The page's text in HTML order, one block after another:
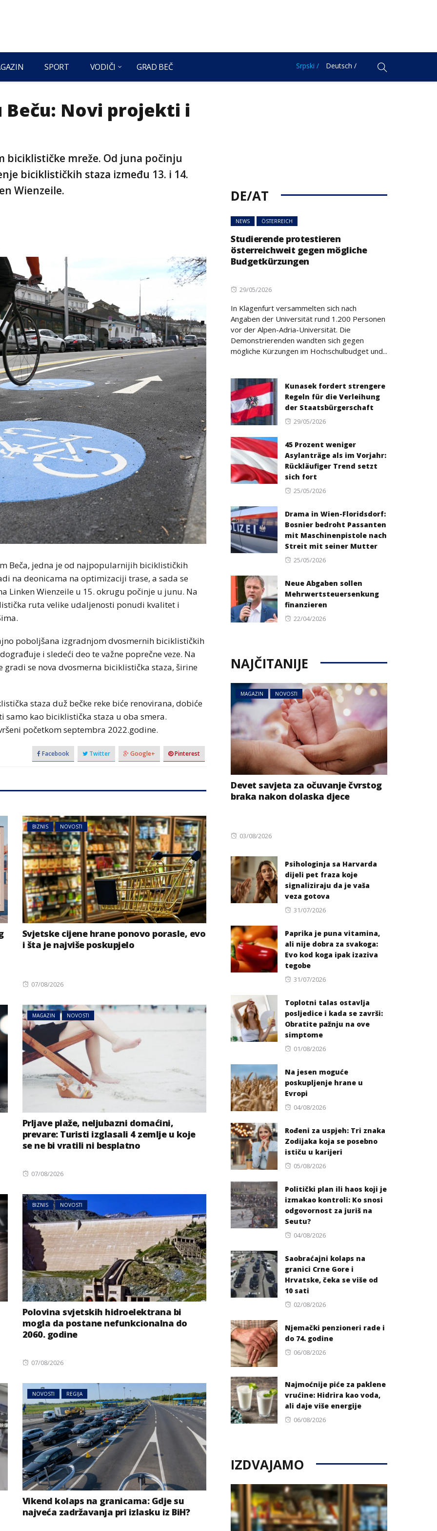
SPORT VODIČI GRAD BEČ Srpski / Deutsch /
Novi projekti i
biciklističke mreže. Od juna počinju
biciklističkih staza između 13. i 14.
Wienzeile.
Beča, jedna je od najpopularnijih biciklističkih
na deonicama na optimizaciji trase, a sada se
Linken Wienzeile u 15. okrugu počinje u junu. Na
ruta velike udaljenosti ponudi kvalitet i
poboljšana izgradnjom dvosmernih biciklističkih
i sledeći deo te važne poprečne veze. Na
se nova dvosmerna biciklistička staza, širine
staza duž bečke reke biće renovirana, dobiće
samo kao biciklistička staza u oba smera.
početkom septembra 2022.godine.
Facebook Twitter Google+ Pinterest
BIZNIS NOVOSTI
Svjetske cijene hrane ponovo porasle, evo
i šta je najviše poskupjelo
Posted
07/08/2026
MAGAZIN NOVOSTI
Prljave plaže, neljubazni domaćini,
prevare: Turisti izglasali 4 zemlje u koje
se ne bi vratili ni besplatno
Posted
07/08/2026
BIZNIS NOVOSTI
Polovina svjetskih hidroelektrana bi
mogla da postane nefunkcionalna do
2060. godine
Posted
07/08/2026
NOVOSTI REGIJA
Vikend kolaps na granicama: Gdje su
najveća zadržavanja pri izlasku iz BiH?
DE/AT
NEWS ÖSTERREICH
Studierende protestieren
österreichweit gegen mögliche
Budgetkürzungen
Posted
29/05/2026
In Klagenfurt versammelten sich nach
Angaben der Universität rund 1.200 Personen
vor der Alpen-Adria-Universität. Die
Demonstrierenden wandten sich gegen
mögliche Kürzungen im Hochschulbudget und...
Kunasek fordert strengere
Regeln für die Verleihung
der Staatsbürgerschaft
Posted
29/05/2026
45 Prozent weniger
Asylanträge als im Vorjahr:
Rückläufiger Trend setzt
sich fort
Posted
25/05/2026
Drama in Wien-Floridsdorf:
Bosnier bedroht Passanten
mit Maschinenpistole nach
Streit mit seiner Mutter
Posted
25/05/2026
Neue Abgaben sollen
Mehrwertsteuersenkung
finanzieren
Posted
22/04/2026
NAJČITANIJE
MAGAZIN NOVOSTI
Devet savjeta za očuvanje čvrstog
braka nakon dolaska djece
Posted
03/08/2026
Psihologinja sa Harvarda
dijeli pet fraza koje
signaliziraju da je vaša
veza gotova
Posted
31/07/2026
Paprika je puna vitamina,
ali nije dobra za svakoga:
Evo kod koga ipak izaziva
tegobe
Posted
31/07/2026
Toplotni talas ostavlja
posljedice i kada se završi:
Obratite pažnju na ove
simptome
Posted
01/08/2026
Na jesen moguće
poskupljenje hrane u
Evropi
Posted
04/08/2026
Rođeni za uspjeh: Tri znaka
Zodijaka koja se posebno
ističu u karijeri
Posted
05/08/2026
Politički plan ili haos koji je
izmakao kontroli: Ko snosi
odgovornost za juriš na
Seutu?
Posted
04/08/2026
Saobraćajni kolaps na
granici Crne Gore i
Hrvatske, čeka se više od
10 sati
Posted
02/08/2026
Njemački penzioneri rade i
do 74. godine
Posted
06/08/2026
Najmoćnije piće za paklene
vrućine: Hidrira kao voda,
ali daje više energije
Posted
06/08/2026
IZDVAJAMO